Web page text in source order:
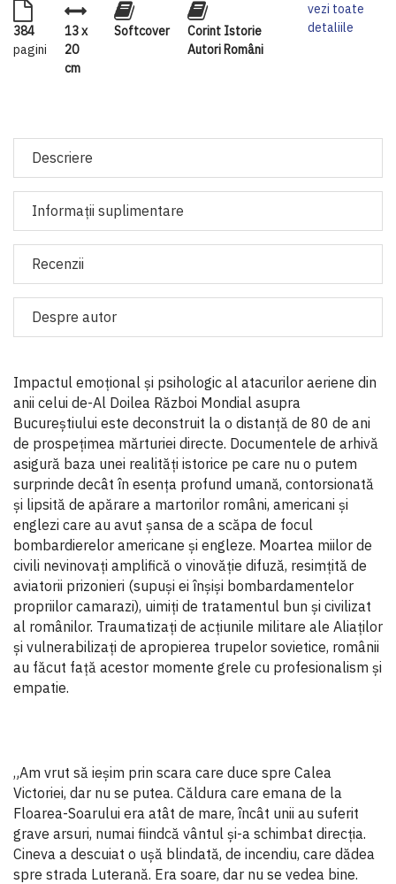
384
pagini
13 x
20
cm
Softcover
Corint Istorie
Autori Români
vezi toate
detaliile
Descriere
Informaţii suplimentare
Recenzii
Despre autor
Impactul emoțional și psihologic al atacurilor aeriene din
anii celui de-Al Doilea Război Mondial asupra
Bucureștiului este deconstruit la o distanță de 80 de ani
de prospețimea mărturiei directe. Documentele de arhivă
asigură baza unei realități istorice pe care nu o putem
surprinde decât în esența profund umană, contorsionată
și lipsită de apărare a martorilor români, americani și
englezi care au avut șansa de a scăpa de focul
bombardierelor americane și engleze. Moartea miilor de
civili nevinovați amplifică o vinovăție difuză, resimțită de
aviatorii prizonieri (supuși ei înșiși bombardamentelor
propriilor camarazi), uimiți de tratamentul bun și civilizat
al românilor. Traumatizați de acțiunile militare ale Aliaților
și vulnerabilizați de apropierea trupelor sovietice, românii
au făcut față acestor momente grele cu profesionalism și
empatie.
„Am vrut să ieșim prin scara care duce spre Calea
Victoriei, dar nu se putea. Căldura care emana de la
Floarea-Soarului era atât de mare, încât unii au suferit
grave arsuri, numai fiindcă vântul și-a schimbat direcția.
Cineva a descuiat o ușă blindată, de incendiu, care dădea
spre strada Luterană. Era soare, dar nu se vedea bine.